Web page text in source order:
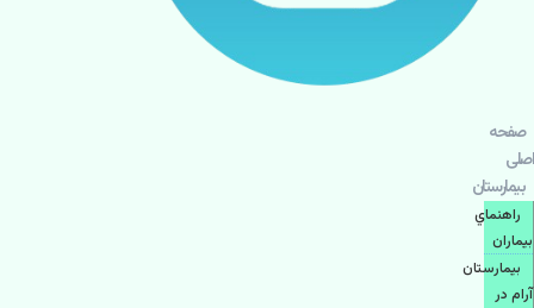
صفحه
اصلی
بيمارستان
راهنماي
بیماران
بیمارستان
آرام در